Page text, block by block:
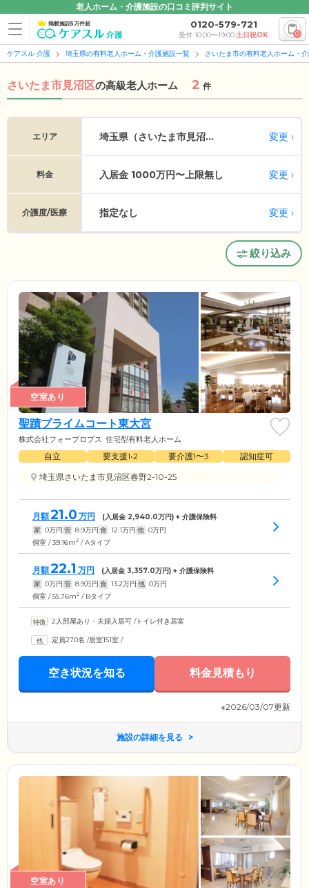
老人ホーム・介護施設の口コミ評判サイト
掲載施設5万件超 0120-579-721
受付 10:00〜19:00土日祝OK 0
ケアスル 介護 埼玉県の有料老人ホーム・介護施設一覧 さいたま市の有料老人ホーム・
さいたま市見沼区の高級老人ホーム 2 件
エリア 埼玉県（さいたま市見沼... 変更
料金 入居金 1000万円〜上限無し 変更
介護度/医療 指定なし 変更
絞り込み
空室あり
聖蹟プライムコート東大宮
株式会社フォープロプス 住宅型有料老人ホーム
自立 要支援1•2 要介護1〜3
認知症可
埼玉県さいたま市見沼区春野2-10-25
月額21.0 万円 (入居金 2,940.0万円) + 介護保険料
家 0万円 管 8.9万円 食 12.1万円 他 0万円
個室 / 39.16m2 / Aタイプ
月額22.1 万円 (入居金 3,357.0万円) + 介護保険料
家 0万円 管 8.9万円 食 13.2万円 他 0万円
個室 / 55.76m2 / Bタイプ
2人部屋あり・夫婦入居可 /トイレ付き居室
定員270名 /居室151室 /
空き状況を知る 料金見積もり
※2026/03/07更新
施設の詳細を見る
空室あり